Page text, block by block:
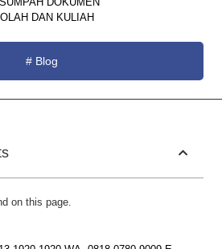
DAN KULIAH
# Blog
on this page.